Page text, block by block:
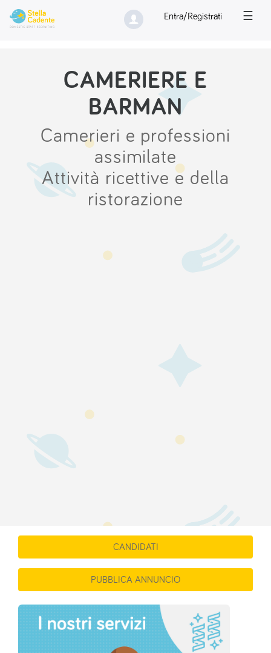
☰
Entra/Registrati
CAMERIERE E
BARMAN
Camerieri e professioni
assimilate
Attività ricettive e della
ristorazione
CANDIDATI
PUBBLICA ANNUNCIO